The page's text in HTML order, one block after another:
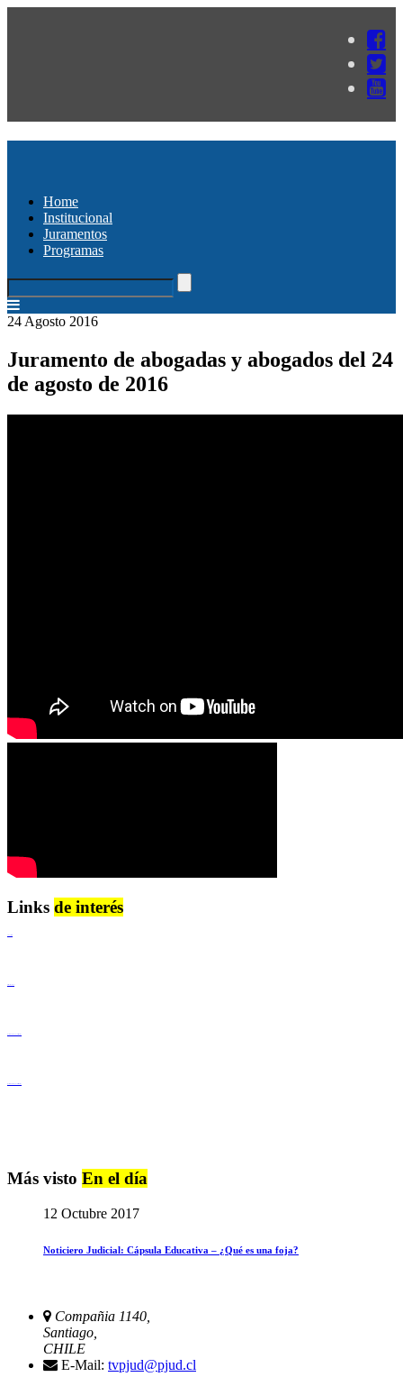
Home
Institucional
Juramentos
Programas
24 Agosto 2016
Juramento de abogadas y abogados del 24
de agosto de 2016
Links de interés
Más visto En el día
12 Octubre 2017
Noticiero Judicial: Cápsula Educativa – ¿Qué es una foja?
Compañia 1140,
Santiago,
CHILE
E-Mail: tvpjud@pjud.cl